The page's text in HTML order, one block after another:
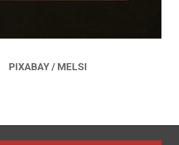
PIXABAY / MELSI